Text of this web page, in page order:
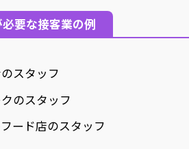
要な接客業の例
スタッフ
のスタッフ
ード店のスタッフ